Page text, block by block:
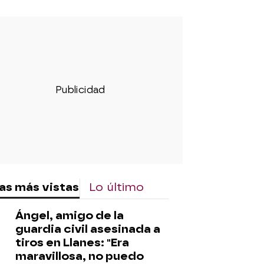
más vistas Lo último
Ángel, amigo de la
guardia civil asesinada a
tiros en Llanes: "Era
maravillosa, no puedo